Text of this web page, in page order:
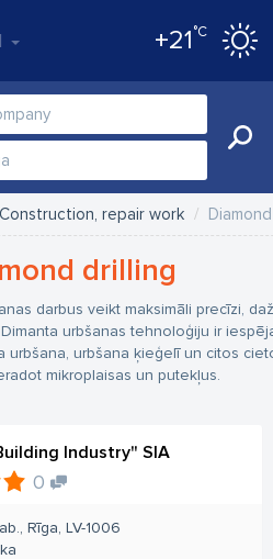
+21°C
Construction, repair work
drilling
darbus veikt maksimāli precīzi,
urbšanas tehnoloģiju ir
urbšana, urbšana ķieģelī un citos
mikroplaisas un putekļus.
Industry" SIA
0
Rīga, LV-1006